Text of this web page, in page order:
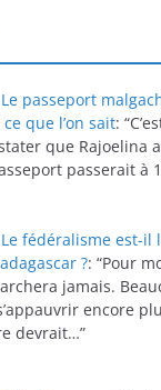
Le passeport
que l’on sait: “
que Rajoelina
passerait à
Le fédéralisme est-il
?: “Pour
jamais.
encore
devrait…”